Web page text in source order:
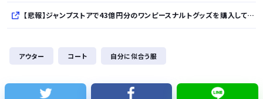
【悲報】ジャンプストアで43億円分のワンピースナルトグッズを購入してキャンセルを繰り返していた32歳女逮捕
【速報】れいわ新選組、「いのちの党」に党名変更
アウター コート 自分に似合う服